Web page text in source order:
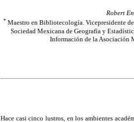
Robert
* Maestro en Bibliotecología. Vicepresidente
Sociedad Mexicana de Geografía y
Información de la Asociación
Hace casi cinco lustros, en los ambientes